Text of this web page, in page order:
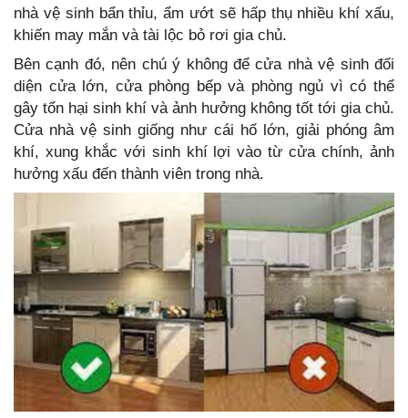
nhà vệ sinh bẩn thỉu, ẩm ướt sẽ hấp thụ nhiều khí xấu,
khiến may mắn và tài lộc bỏ rơi gia chủ.
Bên cạnh đó, nên chú ý không để cửa nhà vệ sinh đối
diện cửa lớn, cửa phòng bếp và phòng ngủ vì có thể
gây tổn hại sinh khí và ảnh hưởng không tốt tới gia chủ.
Cửa nhà vệ sinh giống như cái hố lớn, giải phóng âm
khí, xung khắc với sinh khí lợi vào từ cửa chính, ảnh
hưởng xấu đến thành viên trong nhà.